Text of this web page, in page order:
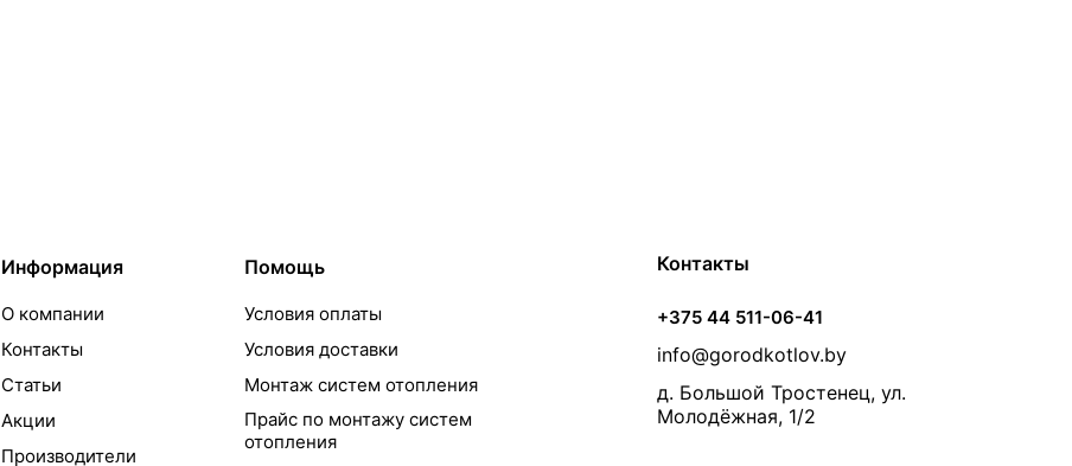
Информация
О компании
Контакты
Статьи
Акции
Производители
Помощь
Условия оплаты
Условия доставки
Монтаж систем отопления
Прайс по монтажу систем
отопления
Контакты
+375 44 511-06-41
info@gorodkotlov.by
д. Большой Тростенец, ул.
Молодёжная, 1/2